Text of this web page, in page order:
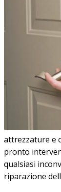
attrezzature e
pronto
qualsiasi
riparazione